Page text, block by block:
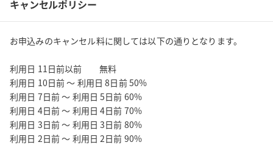
キャンセルポリシー
お申込みのキャンセル料に関しては以下の通りとなります。
利用日 11日前以前         無料
利用日 10日前 ～ 利用日 8日前 50%
利用日 7日前 ～ 利用日 5日前 60%
利用日 4日前 ～ 利用日 4日前 70%
利用日 3日前 ～ 利用日 3日前 80%
利用日 2日前 ～ 利用日 2日前 90%